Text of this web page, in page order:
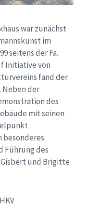
war zunächst
im
seitens der Fa.
Initiative von
fand der
Neben der
des
mit seinen
besonderes
Führung des
Gisbert und Brigitte